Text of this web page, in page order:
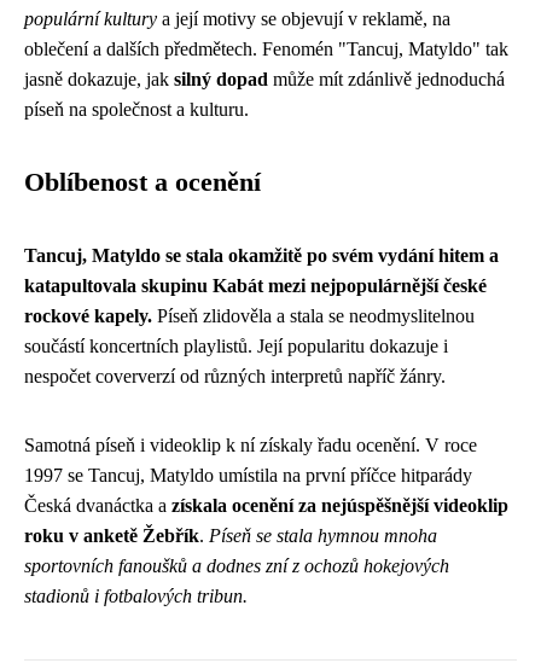
populární kultury a její motivy se objevují v reklamě, na
oblečení a dalších předmětech. Fenomén "Tancuj, Matyldo" tak
jasně dokazuje, jak silný dopad může mít zdánlivě jednoduchá
píseň na společnost a kulturu.
Oblíbenost a ocenění
Tancuj, Matyldo se stala okamžitě po svém vydání hitem a
katapultovala skupinu Kabát mezi nejpopulárnější české
rockové kapely. Píseň zlidověla a stala se neodmyslitelnou
součástí koncertních playlistů. Její popularitu dokazuje i
nespočet coververzí od různých interpretů napříč žánry.
Samotná píseň i videoklip k ní získaly řadu ocenění. V roce
1997 se Tancuj, Matyldo umístila na první příčce hitparády
Česká dvanáctka a získala ocenění za nejúspěšnější videoklip
roku v anketě Žebřík. Píseň se stala hymnou mnoha
sportovních fanoušků a dodnes zní z ochozů hokejových
stadionů i fotbalových tribun.